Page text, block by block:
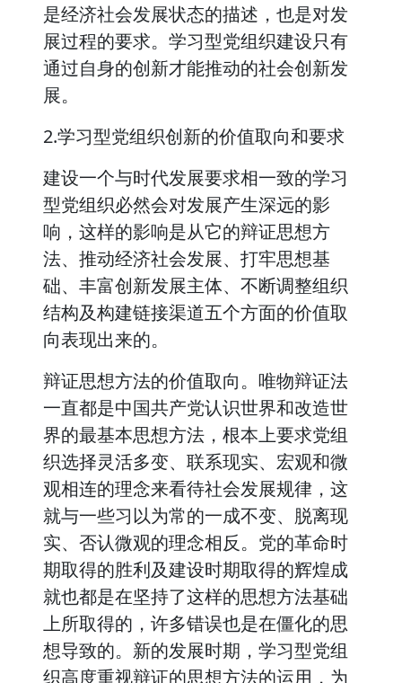
是经济社会发展状态的描述，也是对发
展过程的要求。学习型党组织建设只有
通过自身的创新才能推动的社会创新发
展。
2.学习型党组织创新的价值取向和要求
建设一个与时代发展要求相一致的学习
型党组织必然会对发展产生深远的影
响，这样的影响是从它的辩证思想方
法、推动经济社会发展、打牢思想基
础、丰富创新发展主体、不断调整组织
结构及构建链接渠道五个方面的价值取
向表现出来的。
辩证思想方法的价值取向。唯物辩证法
一直都是中国共产党认识世界和改造世
界的最基本思想方法，根本上要求党组
织选择灵活多变、联系现实、宏观和微
观相连的理念来看待社会发展规律，这
就与一些习以为常的一成不变、脱离现
实、否认微观的理念相反。党的革命时
期取得的胜利及建设时期取得的辉煌成
就也都是在坚持了这样的思想方法基础
上所取得的，许多错误也是在僵化的思
想导致的。新的发展时期，学习型党组
织高度重视辩证的思想方法的运用，为